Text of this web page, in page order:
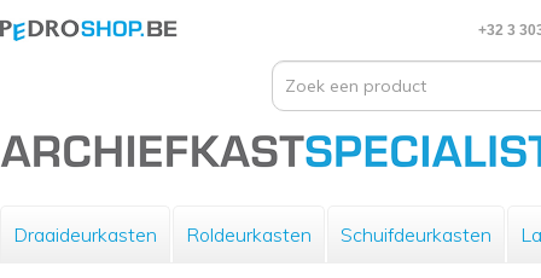
+32 3
Draaideurkasten Roldeurkasten Schuifdeurkasten